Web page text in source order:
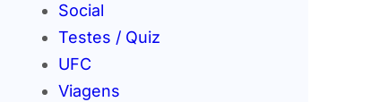
Social
Testes / Quiz
UFC
Viagens